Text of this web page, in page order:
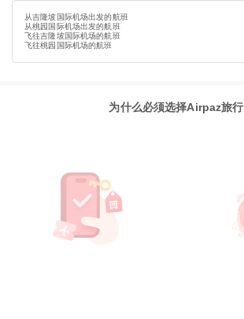
从吉隆坡国际机场出发的航班
从桃园国际机场出发的航班
飞往吉隆坡国际机场的航班
飞往桃园国际机场的航班
为什么必须选择Airpaz旅行